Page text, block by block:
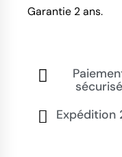
Garantie 2 ans.
sécurisé
Expédition